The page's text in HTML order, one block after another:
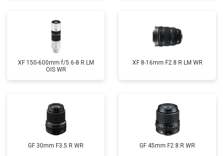
XF 150-600mm f/5.6-8 R LM
OIS WR
XF 8-16mm F2.8 R LM WR
GF 30mm F3.5 R WR GF 45mm F2.8 R WR